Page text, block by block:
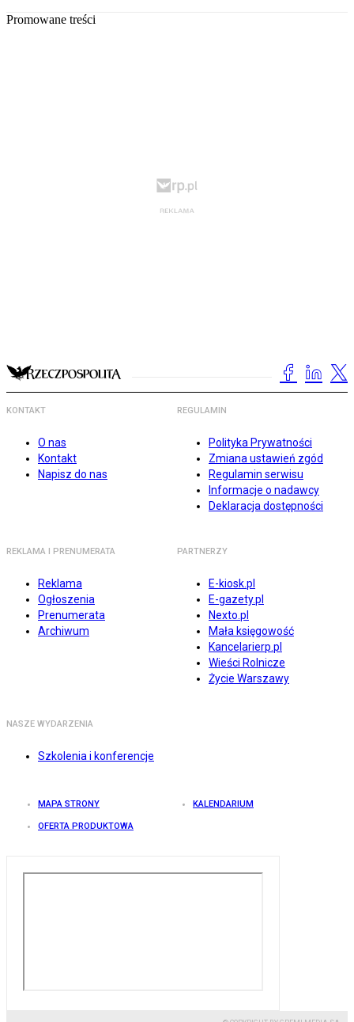
Promowane treści
KONTAKT
O nas
Kontakt
Napisz do nas
REGULAMIN
Polityka Prywatności
Zmiana ustawień zgód
Regulamin serwisu
Informacje o nadawcy
Deklaracja dostępności
REKLAMA I PRENUMERATA
Reklama
Ogłoszenia
Prenumerata
Archiwum
PARTNERZY
E-kiosk.pl
E-gazety.pl
Nexto.pl
Mała księgowość
Kancelarierp.pl
Wieści Rolnicze
Życie Warszawy
NASZE WYDARZENIA
Szkolenia i konferencje
MAPA STRONY KALENDARIUM
OFERTA PRODUKTOWA